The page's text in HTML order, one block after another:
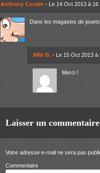
Anthony Cocain - Le 14 Oct 2013 à 16
Dans les magasins de
Mlle B. - Le 15 Oct 2013 à
Merci !
Laisser un commentaire
Votre adresse e-mail ne sera pas